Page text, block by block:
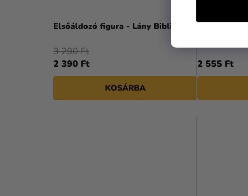
Elsőáldozó figura - Lány Bibliával
2 390 Ft
3 290 Ft
KOSÁRBA
2 555 Ft